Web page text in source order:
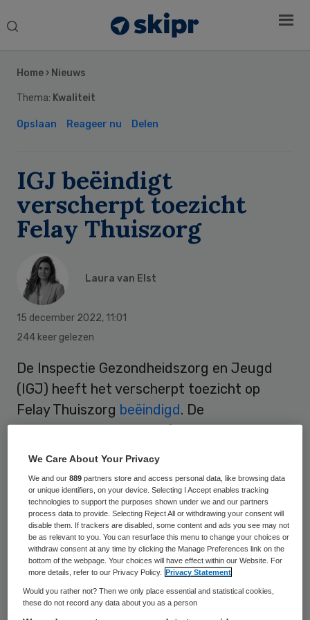
Search
Home › Nieuws
Thema: Kwaliteit
Opslaan Reageer nu Delen
IGJ beëindigt
verscherpt toezicht
Felay Thuiszorg
Laura van Elst
15 december 2022, 11:01
244 keer gelezen
De Inspectie Gezondheidszorg en Jeugd
(IGJ) heeft het verscherpt toezicht op
Felay Thuiszorg beëindigd. De
thuiszorgaanbieder heeft de zorg die zij
bieden in Maassluis en omstreken het
afgelopen halfjaar voldoende verbeterd.
Op 25 april stelde de inspectie Felay
Thuiszorgonder verscherpt toezicht. De
thuiszorgaanbieder schoot tekort op onder
meer de deskundigheid van de
zorgverleners, het bijhouden van de
Sidebar
We Care About Your Privacy
We and our889 partners store and access personal data, like browsing data
or unique identifiers, on your device. Selecting I Accept enables tracking
technologies to support the purposes shown under we and our partners
process data to provide. Selecting Reject All or withdrawing your consent will
disable them. If trackers are disabled, some content and ads you see may not
be as relevant to you. You can resurface this menu to change your choices or
withdraw consent at any time by clicking the Manage Preferences link on the
bottom of the webpage. Your choices will have effect within our Website. For
more details, refer to our Privacy Policy.
Privacy Statement
Would you rather not? Then we only place essential and statistical cookies,
these do not record any data about you as a person